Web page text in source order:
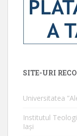
SITE-URI
Universitatea
Institutul
Iaşi